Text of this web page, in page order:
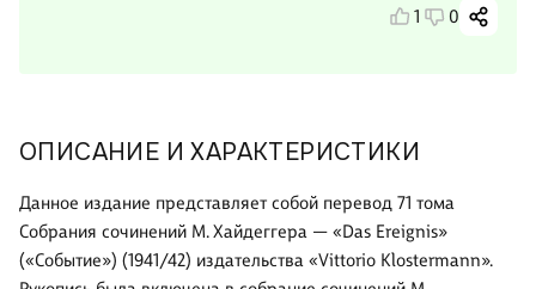
ОПИСАНИЕ И ХАРАКТЕРИСТИКИ
Данное издание представляет собой перевод 71 тома
Собрания сочинений М. Хайдеггера — «Das Ereignis»
(«Событие») (1941/42) издательства «Vittorio Klostermann».
1 0